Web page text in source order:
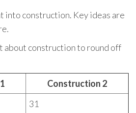
into construction. Key ideas are
about construction to round off
Construction 2
31